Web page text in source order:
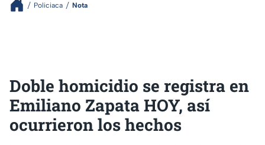
Policiaca Nota
Doble homicidio se registra en
Emiliano Zapata HOY, así
ocurrieron los hechos